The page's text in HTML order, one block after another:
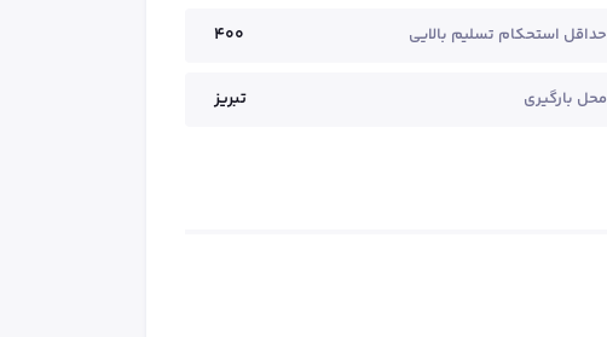
حداقل استحکام تسلیم بالایی 400
محل بارگیری تبریز